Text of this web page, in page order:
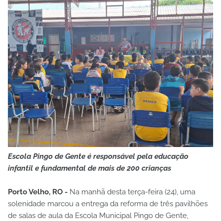
Escola Pingo de Gente é responsável pela educação
infantil e fundamental de mais de 200 crianças
Porto Velho, RO - Na manhã desta terça-feira (24), uma
solenidade marcou a entrega da reforma de três pavilhões
de salas de aula da Escola Municipal Pingo de Gente,